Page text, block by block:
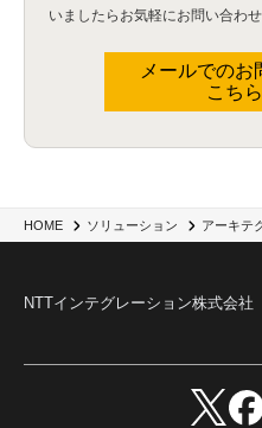
HOME ソリューション アーキテ
いましたらお気軽にお問い合わせ
メールでのお
こち
NTTインテグレーション株式会社